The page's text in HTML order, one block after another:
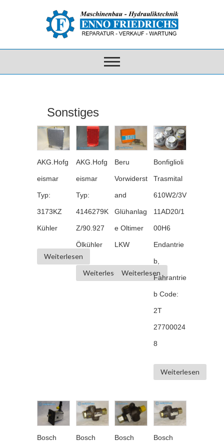
Sonstiges
AKG.Hofg
eismar
Typ:
3173KZ
Kühler
Weiterlesen
AKG.Hofg
eismar
Typ:
4146279K
Z/90.927
Ölkühler
Weiterlesen
Beru
Vorwiderst
and
Glühanlag
e Oltimer
LKW
Weiterlesen
Bonfiglioli
Trasmital
610W2/3V
11AD20/1
00H6
Endantrie
b,
Fahrantrie
b Code:
2T
27700024
8
Weiterlesen
Bosch Bosch Bosch Bosch